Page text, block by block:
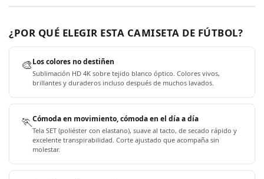
¿POR QUÉ ELEGIR ESTA CAMISETA DE FÚTBOL?
🎨Los colores no destiñen
Sublimación HD 4K sobre tejido blanco óptico. Colores vivos,
brillantes y duraderos incluso después de muchos lavados.
🏃Cómoda en movimiento, cómoda en el día a día
Tela SET (poliéster con elastano), suave al tacto, de secado rápido y
excelente transpirabilidad. Corte ajustado que acompaña sin
molestar.